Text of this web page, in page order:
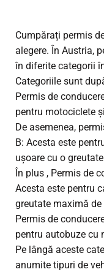
Cumpărați permis
alegere. În Austria,
în diferite categorii
Categoriile sunt
Permis de
pentru motociclete
De asemenea,
B: Acesta este
ușoare cu o
În plus , Permis de
Acesta este pentru
greutate maximă de
Permis de
pentru autobuze cu
Pe lângă aceste
anumite tipuri de